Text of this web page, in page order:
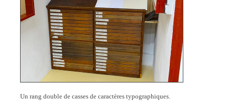
Un rang double de casses de caractères typographiques.